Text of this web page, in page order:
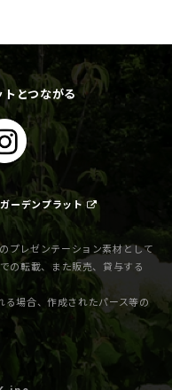
とつながる
ーデンプラット
プレゼンテーション素材として
の転載、また販売、貸与する
る場合、作成されたパース等の